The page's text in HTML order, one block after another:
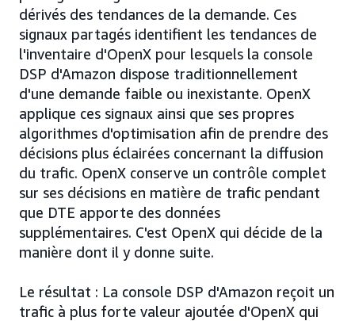
dérivés des tendances de la demande. Ces
signaux partagés identifient les tendances de
l'inventaire d'OpenX pour lesquels la console
DSP d'Amazon dispose traditionnellement
d'une demande faible ou inexistante. OpenX
applique ces signaux ainsi que ses propres
algorithmes d'optimisation afin de prendre des
décisions plus éclairées concernant la diffusion
du trafic. OpenX conserve un contrôle complet
sur ses décisions en matière de trafic pendant
que DTE apporte des données
supplémentaires. C'est OpenX qui décide de la
manière dont il y donne suite.
Le résultat : La console DSP d'Amazon reçoit un
trafic à plus forte valeur ajoutée d'OpenX qui